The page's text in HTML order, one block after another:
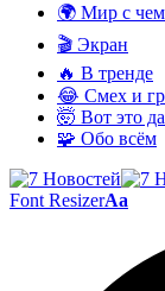
🌍 Мир с
🎬 Экран
🔥 В тренде
😂 Смех и
🤯 Вот это
🧩 Обо всём
Font ResizerAa